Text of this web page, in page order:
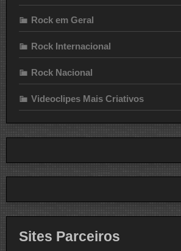
Rock em Geral
Rock Internacional
Rock Nacional
Videoclipes Mais Criativos
Sites Parceiros